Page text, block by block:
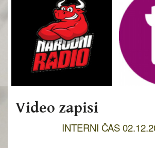
Video zapisi
INTERNI ČAS